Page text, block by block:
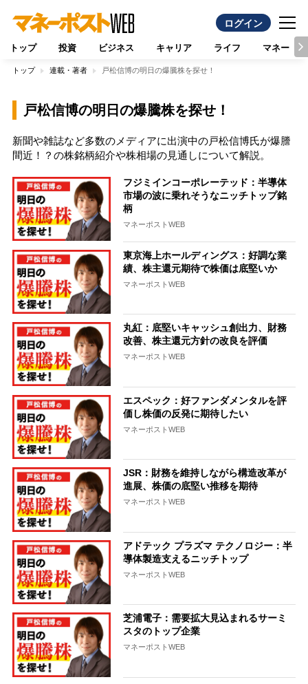
ログイン
トップ 投資 ビジネス キャリア ライフ マネー
トップ 連載・著者 戸松信博の明日の爆騰株を探せ！
戸松信博の明日の爆騰株を探せ！
新聞や雑誌など多数のメディアに出演中の戸松信博氏が爆謄
間近！？の株銘柄紹介や株相場の見通しについて解説。
フジミインコーポレーテッド：半導体
市場の波に乗れそうなニッチトップ銘
柄
マネーポストWEB
東京海上ホールディングス：好調な業
績、株主還元期待で株価は底堅いか
マネーポストWEB
丸紅：底堅いキャッシュ創出力、財務
改善、株主還元方針の改良を評価
マネーポストWEB
エスペック：好ファンダメンタルを評
価し株価の反発に期待したい
マネーポストWEB
JSR：財務を維持しながら構造改革が
進展、株価の底堅い推移を期待
マネーポストWEB
アドテック プラズマ テクノロジー：半
導体製造支えるニッチトップ
マネーポストWEB
芝浦電子：需要拡大見込まれるサーミ
スタのトップ企業
マネーポストWEB